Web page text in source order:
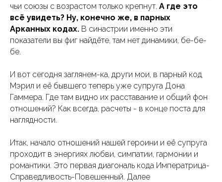
чьи союзы с возрастом только крепнут. А где это
всё увидеть? Ну, конечно же, в парных
Арканных кодах. В синастрии именно эти
показатели вы фиг найдёте, там нет динамики, бе-бе-
бе.
И вот сегодня заглянем-ка, други мои, в парный код
Мэрил и её бывшего теперь уже супруга Дона
Гаммера. Где там видно их расставание и общий фон
отношений? Как всегда, расчеты - в конце поста для
наглядности.
Итак, начало отношений нашей героини и её супруга
проходит в энергиях любви, симпатии, гармонии и
романтики. Это первая диагональ кода Императрица-
Справедливость-Повешенный. Далее